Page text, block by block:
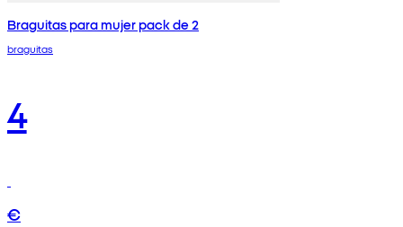
Braguitas para mujer pack de 2
braguitas
4
€